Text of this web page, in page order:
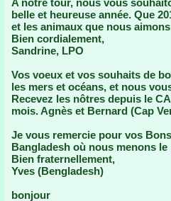
A notre tour, nous vous
belle et heureuse année. Que
et les animaux que nous
Bien cordialement,
Sandrine, LPO
Vos voeux et vos souhaits de
les mers et océans, et nous
Recevez les nôtres depuis le
mois. Agnès et Bernard (Cap
Je vous remercie pour vos
Bangladesh où nous menons le
Bien fraternellement,
Yves (Bengladesh)
bonjour